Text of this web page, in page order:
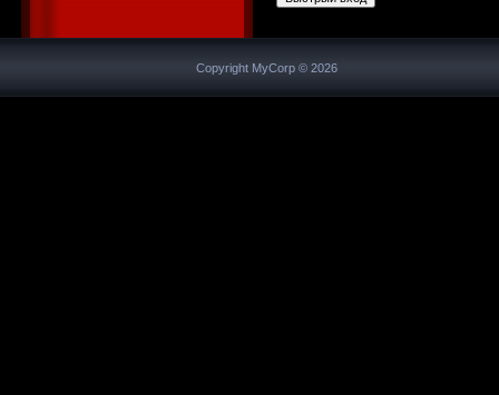
Copyright MyCorp © 2026